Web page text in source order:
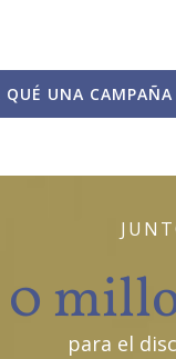
QUÉ UNA
0
para el